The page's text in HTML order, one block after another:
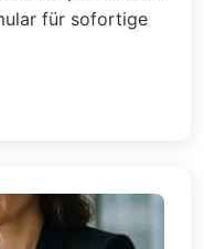
für sofortige